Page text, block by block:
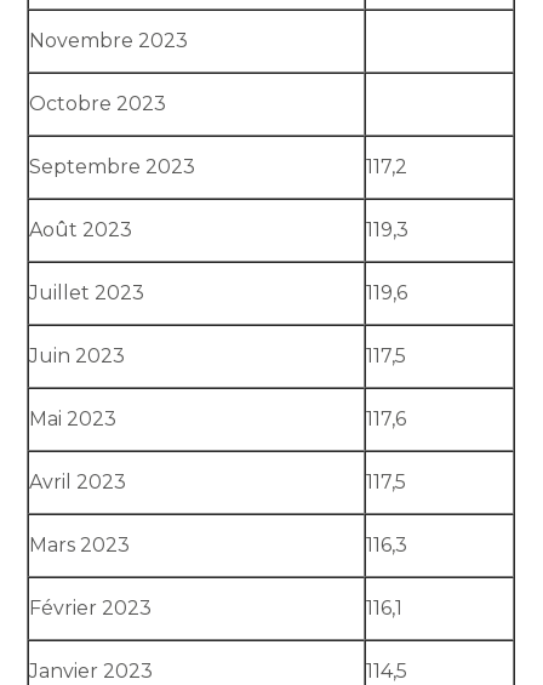
Novembre 2023
Octobre 2023
Septembre 2023 117,2
Août 2023 119,3
Juillet 2023 119,6
Juin 2023 117,5
Mai 2023 117,6
Avril 2023 117,5
Mars 2023 116,3
Février 2023 116,1
Janvier 2023 114,5